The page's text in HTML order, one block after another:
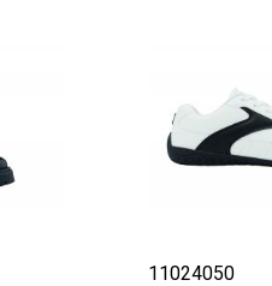
11024050